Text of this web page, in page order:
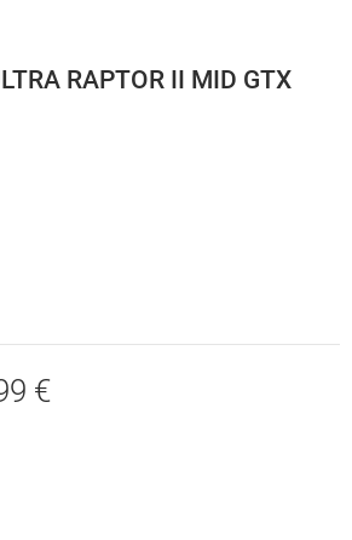
RAPTOR II MID GTX
€